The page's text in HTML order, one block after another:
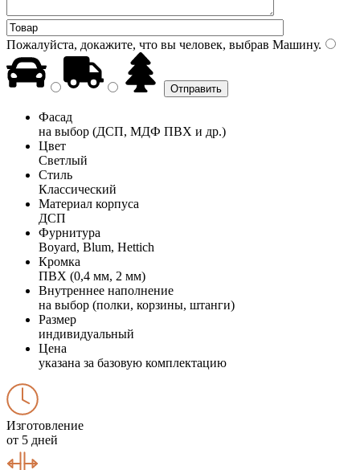
Пожалуйста, докажите, что вы человек, выбрав Машину.
Фасад
на выбор (ДСП, МДФ ПВХ и др.)
Цвет
Светлый
Стиль
Классический
Материал корпуса
ДСП
Фурнитура
Boyard, Blum, Hettich
Кромка
ПВХ (0,4 мм, 2 мм)
Внутреннее наполнение
на выбор (полки, корзины, штанги)
Размер
индивидуальный
Цена
указана за базовую комплектацию
Изготовление
от 5 дней